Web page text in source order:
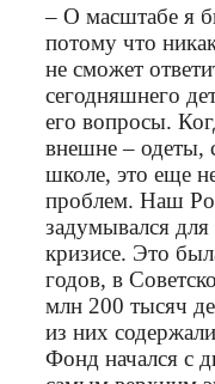
– О масштабе я
потому что
не сможет
сегодняшнего
его вопросы.
внешне – одеты,
школе, это еще
проблем. Наш
задумывался
кризисе. Это
годов, в
млн 200 тысяч
из них
Фонд начался с